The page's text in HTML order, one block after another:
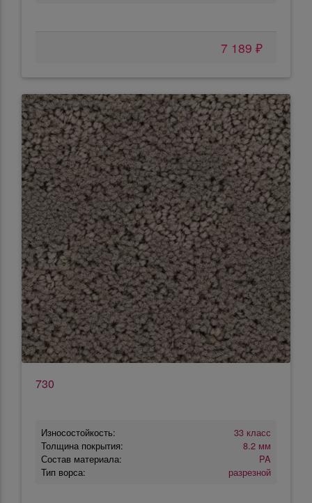
7 189 ₽
730
Износостойкость:
33 класс
Толщина покрытия:
8.2 мм
Состав материала:
PA
Тип ворса:
разрезной